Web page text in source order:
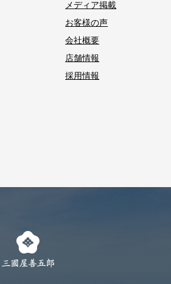
メディア掲載
お客様の声
会社概要
店舗情報
採用情報